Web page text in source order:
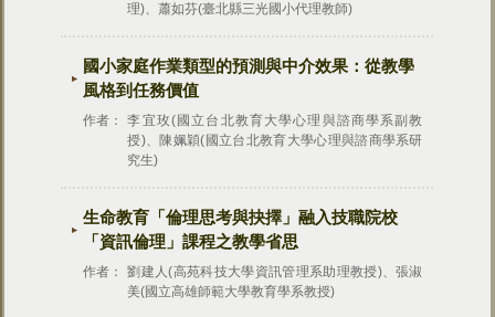
理)、蕭如芬(臺北縣三光國小代理教師)
國小家庭作業類型的預測與中介效果：從教學
風格到任務價值
作者：
李宜玫(國立台北教育大學心理與諮商學系副教
授)、陳姵穎(國立台北教育大學心理與諮商學系研
究生)
生命教育「倫理思考與抉擇」融入技職院校
「資訊倫理」課程之教學省思
作者：
劉建人(高苑科技大學資訊管理系助理教授)、張淑
美(國立高雄師範大學教育學系教授)